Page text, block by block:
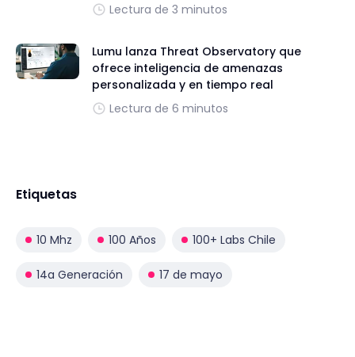
Lectura de 3 minutos
Lumu lanza Threat Observatory que
ofrece inteligencia de amenazas
personalizada y en tiempo real
Lectura de 6 minutos
Etiquetas
10 Mhz 100 Años 100+ Labs Chile
14a Generación 17 de mayo